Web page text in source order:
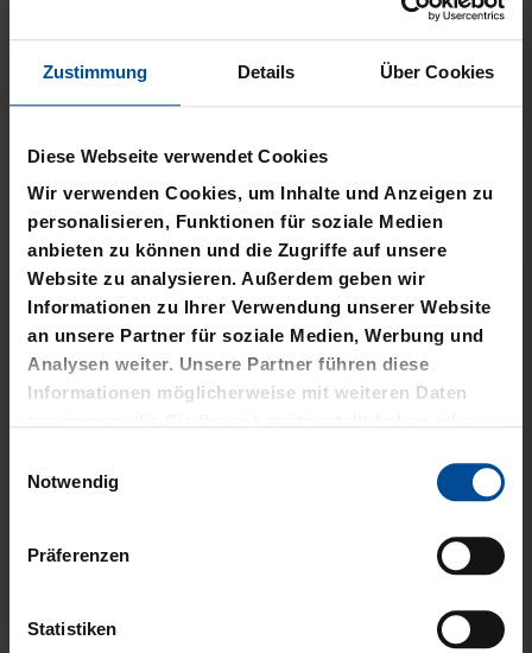
Zustimmung Details Über Cookies
Diese Webseite verwendet Cookies
Wir verwenden Cookies, um Inhalte und Anzeigen zu
personalisieren, Funktionen für soziale Medien
anbieten zu können und die Zugriffe auf unsere
Website zu analysieren. Außerdem geben wir
Informationen zu Ihrer Verwendung unserer Website
an unsere Partner für soziale Medien, Werbung und
Analysen weiter. Unsere Partner führen diese
Informationen möglicherweise mit weiteren Daten
gesammelt haben.
Notwendig
Präferenzen
Statistiken
PLÜSCHBALL LOGO
GROSS
14,95 €
PIZZASCHNEIDER KSC
12,95 €